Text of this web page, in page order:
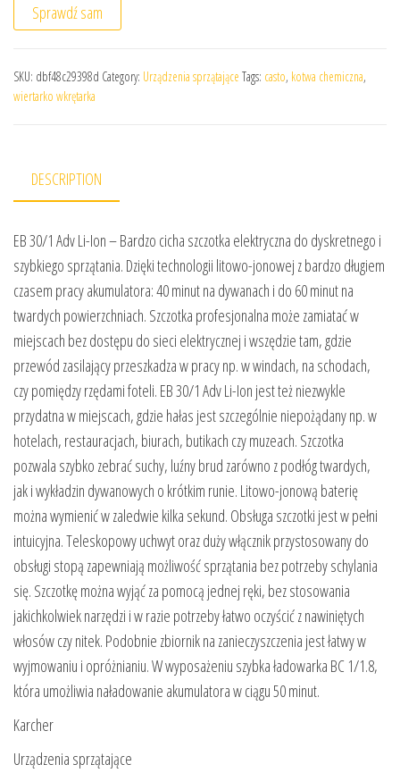
Sprawdź sam
SKU: dbf48c29398d Category: Urządzenia sprzątające Tags: casto, kotwa chemiczna,
wiertarko wkrętarka
DESCRIPTION
EB 30/1 Adv Li-Ion – Bardzo cicha szczotka elektryczna do dyskretnego i
szybkiego sprzątania. Dzięki technologii litowo-jonowej z bardzo długiem
czasem pracy akumulatora: 40 minut na dywanach i do 60 minut na
twardych powierzchniach. Szczotka profesjonalna może zamiatać w
miejscach bez dostępu do sieci elektrycznej i wszędzie tam, gdzie
przewód zasilający przeszkadza w pracy np. w windach, na schodach,
czy pomiędzy rzędami foteli. EB 30/1 Adv Li-Ion jest też niezwykle
przydatna w miejscach, gdzie hałas jest szczególnie niepożądany np. w
hotelach, restauracjach, biurach, butikach czy muzeach. Szczotka
pozwala szybko zebrać suchy, luźny brud zarówno z podłóg twardych,
jak i wykładzin dywanowych o krótkim runie. Litowo-jonową baterię
można wymienić w zaledwie kilka sekund. Obsługa szczotki jest w pełni
intuicyjna. Teleskopowy uchwyt oraz duży włącznik przystosowany do
obsługi stopą zapewniają możliwość sprzątania bez potrzeby schylania
się. Szczotkę można wyjąć za pomocą jednej ręki, bez stosowania
jakichkolwiek narzędzi i w razie potrzeby łatwo oczyścić z nawiniętych
włosów czy nitek. Podobnie zbiornik na zanieczyszczenia jest łatwy w
wyjmowaniu i opróżnianiu. W wyposażeniu szybka ładowarka BC 1/1.8,
która umożliwia naładowanie akumulatora w ciągu 50 minut.
Karcher
Urządzenia sprzątające